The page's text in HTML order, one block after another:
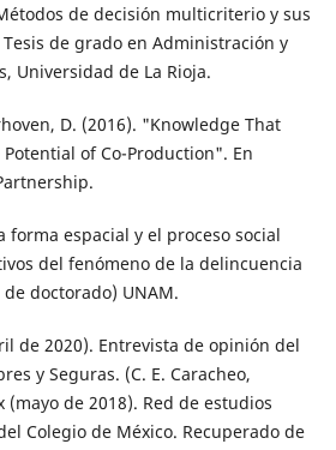
de decisión multicriterio y sus
de grado en Administración y
Universidad de La Rioja.
D. (2016). "Knowledge That
of Co-Production". En
forma espacial y el proceso social
del fenómeno de la delincuencia
doctorado) UNAM.
de 2020). Entrevista de opinión del
y Seguras. (C. E. Caracheo,
(mayo de 2018). Red de estudios
Colegio de México. Re­cuperado de